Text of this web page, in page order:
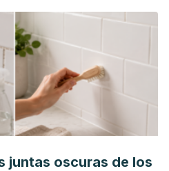
juntas oscuras de los